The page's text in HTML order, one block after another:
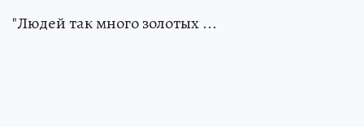
"Людей так много золотых ...